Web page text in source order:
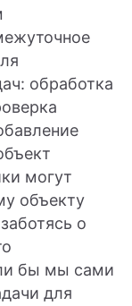
обработка
могут
объекту
о
бы мы сами
для